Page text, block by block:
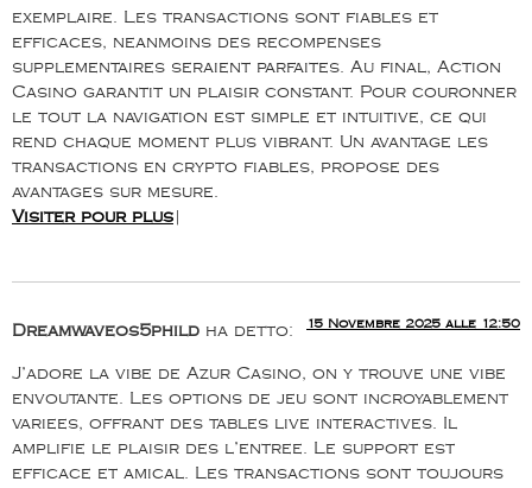
exemplaire. Les transactions sont fiables et
efficaces, neanmoins des recompenses
supplementaires seraient parfaites. Au final, Action
Casino garantit un plaisir constant. Pour couronner
le tout la navigation est simple et intuitive, ce qui
rend chaque moment plus vibrant. Un avantage les
transactions en crypto fiables, propose des
avantages sur mesure.
Visiter pour plus
Dreamwaveos5phild ha detto: 15 Novembre 2025 alle 12:50
J’adore la vibe de Azur Casino, on y trouve une vibe
envoutante. Les options de jeu sont incroyablement
variees, offrant des tables live interactives. Il
amplifie le plaisir des l’entree. Le support est
efficace et amical. Les transactions sont toujours